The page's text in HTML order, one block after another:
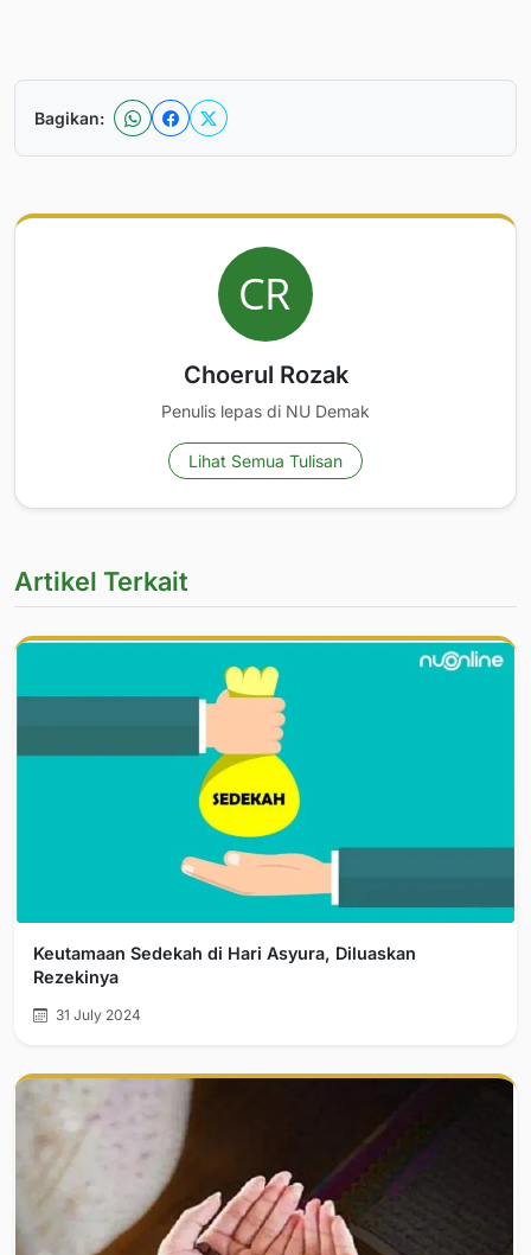
Bagikan:
Choerul Rozak
Penulis lepas di NU Demak
Lihat Semua Tulisan
Artikel Terkait
Keutamaan Sedekah di Hari Asyura, Diluaskan
Rezekinya
31 July 2024